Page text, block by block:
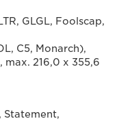
GLGL, Foolscap,
C5, Monarch),
max. 216,0 x 355,6
Statement,